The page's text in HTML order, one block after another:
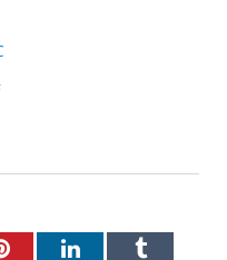
PinterestLinkedInTumblr